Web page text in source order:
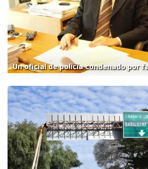
Un oficial de policía condenado por